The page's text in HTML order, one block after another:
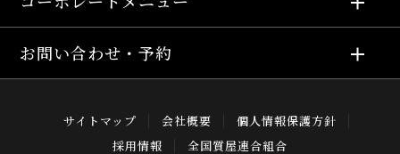
お問い合わせ・予約
サイトマップ 会社概要
個人情報保護方針
採用情報
全国質屋連合組合